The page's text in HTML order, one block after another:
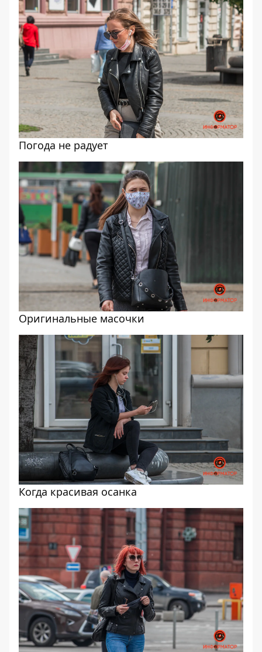
Погода не радует
Оригинальные масочки
Когда красивая осанка